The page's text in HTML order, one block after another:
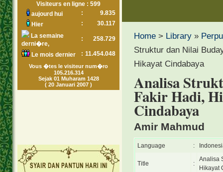
Visiteurs en ligne : 599
aujourd hui
:
9.835
Hier
:
30.117
La semaine
derni�re,
: 258.729
Le mois dernier : 11.454.048
Vous �tes le visiteur num�ro
105.216.314
Sejak 01 Muharam 1428
( 20 Januari 2007 )
Home > Library »
Struktur dan Nilai
Hikayat Cindabaya
Analisa
Fakir Hadi,
Cindabaya
Amir Mahmud
Language :
Title :
Analisa
Hikayat